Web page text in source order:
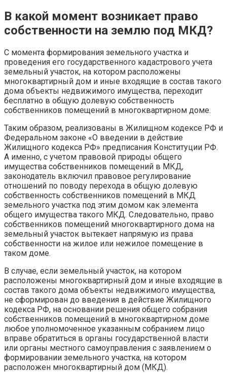
В какой момент возникает право
собственности на землю под МКД?
С момента формирования земельного участка и
проведения его государственного кадастрового учета
земельный участок, на котором расположены
многоквартирный дом и иные входящие в состав такого
дома объекты недвижимого имущества, переходит
бесплатно в общую долевую собственность
собственников помещений в многоквартирном доме.
Таким образом, реализованы в Жилищном кодексе РФ и
Федеральном законе «О введении в действие
Жилищного кодекса РФ» предписания Конституции РФ.
А именно, с учетом правовой природы общего
имущества собственников помещений в МКД,
законодатель включил правовое регулирование
отношений по поводу перехода в общую долевую
собственность собственников помещений в МКД
земельного участка под этим домом как элемента
общего имущества такого МКД. Следовательно, право
собственников помещений многоквартирного дома на
земельный участок вытекает напрямую из права
собственности на жилое или нежилое помещение в
таком доме.
В случае, если земельный участок, на котором
расположены многоквартирный дом и иные входящие в
состав такого дома объекты недвижимого имущества,
не сформирован до введения в действие Жилищного
кодекса РФ, на основании решения общего собрания
собственников помещений в многоквартирном доме
любое уполномоченное указанным собранием лицо
вправе обратиться в органы государственной власти
или органы местного самоуправления с заявлением о
формировании земельного участка, на котором
расположен многоквартирный дом (МКД).